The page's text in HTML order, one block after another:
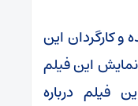
کارگردان این
این فیلم
فیلم درباره